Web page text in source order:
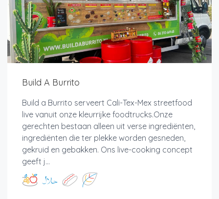
Build A Burrito
Build a Burrito serveert Cali-Tex-Mex streetfood
live vanuit onze kleurrijke foodtrucks.Onze
gerechten bestaan alleen uit verse ingrediënten,
ingrediënten die ter plekke worden gesneden,
gekruid en gebakken. Ons live-cooking concept
geeft j...